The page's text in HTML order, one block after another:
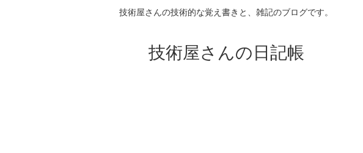
技術屋さんの技術的な覚え書きと、雑記のブログです。
技術屋さんの日記帳